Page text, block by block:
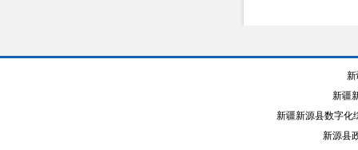
7.行政
8.其他
(二)公开
新疆
新疆新源县数字化
新源县